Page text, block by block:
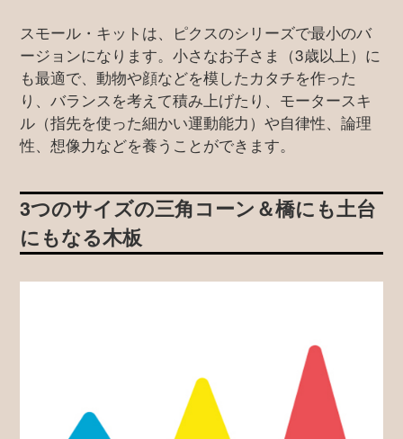
スモール・キットは、ピクスのシリーズで最小のバ
ージョンになります。小さなお子さま（3歳以上）に
も最適で、動物や顔などを模したカタチを作った
り、バランスを考えて積み上げたり、モータースキ
ル（指先を使った細かい運動能力）や自律性、論理
性、想像力などを養うことができます。
3つのサイズの三角コーン＆橋にも土台
にもなる木板